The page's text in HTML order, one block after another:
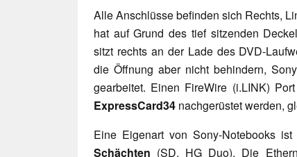
Alle Anschlüsse befinden sich Rechts,
hat auf Grund des tief sitzenden
sitzt rechts an der Lade des DVD-
die Öffnung aber nicht behindern,
gearbeitet. Einen FireWire (i.LINK)
ExpressCard34 nachgerüstet werden,
Eine Eigenart von Sony-Notebooks
Schächten (SD, HG Duo). Die